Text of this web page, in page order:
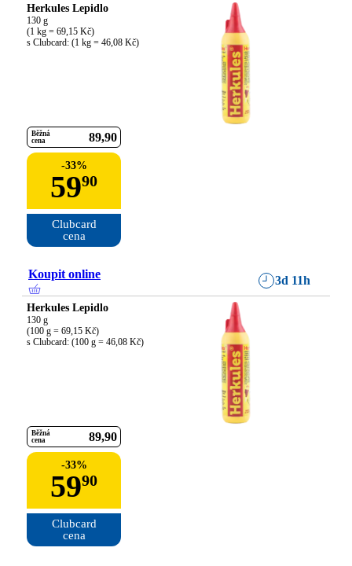
Herkules Lepidlo
130 g
(1 kg = 69,15 Kč)
s Clubcard: (1 kg = 46,08 Kč)
Běžná
cena
89 90
-33%
5990
Clubcard
cena
Koupit online 3d 11h
Herkules Lepidlo
130 g
(100 g = 69,15 Kč)
s Clubcard: (100 g = 46,08 Kč)
Běžná
cena
89 90
-33%
5990
Clubcard
cena